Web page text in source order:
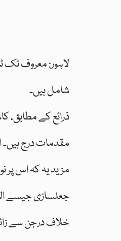
لاہور: معروف ٹک
شامل ہیں۔
ذرائع کے
مقدمات درج ہیں۔
مزید یہ کہ اس پر
جعلسازی جیسے
خلاف درجن سے